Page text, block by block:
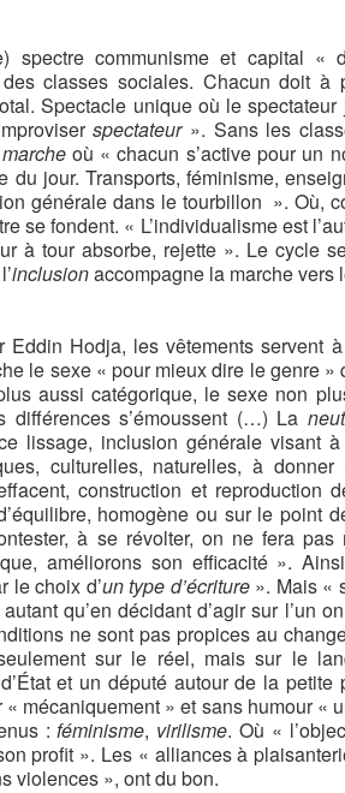
spectre communisme et capital
classes sociales. Chacun doit
Spectacle unique où le
spectateur». Sans les
où « chacun s’active pour un
du jour. Transports, féminisme,
générale dans le tourbillon ». Où,
se fondent. « L’individualisme est
à tour absorbe, rejette ». Le cycle
inclusionaccompagne la marche vers
Eddin Hodja, les vêtements servent
le sexe « pour mieux dire le genre »
aussi catégorique, le sexe non
différences s’émoussent (…) La
lissage, inclusion générale visant
culturelles, naturelles, à
construction et
homogène ou sur le point
à se révolter, on ne fera
améliorons son efficacité ».
le choix d’un type d’écriture». Mais «
qu’en décidant d’agir sur l’un
ne sont pas propices au
sur le réel, mais sur le
État et un député autour de la
« mécaniquement » et sans humour
: féminisme, virilisme. Où «
profit ». Les « alliances à
violences », ont du bon.